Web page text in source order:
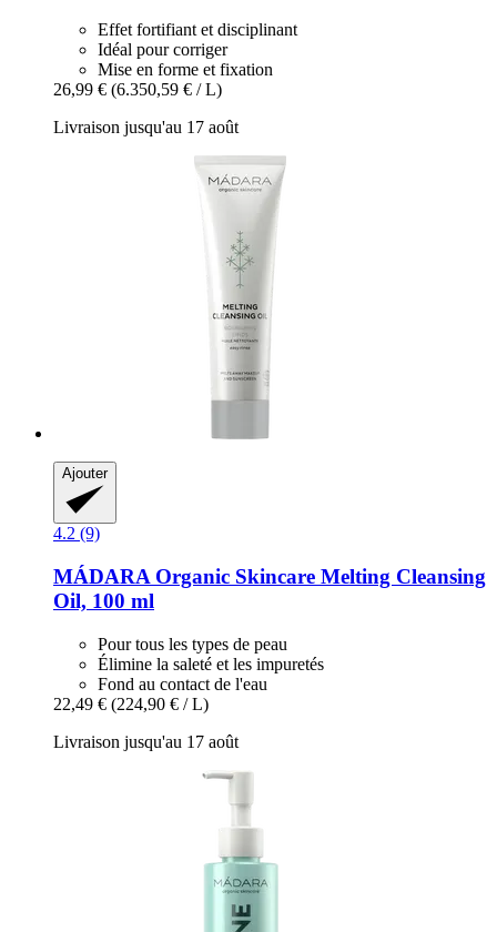
Effet fortifiant et disciplinant
Idéal pour corriger
Mise en forme et fixation
26,99 € (6.350,59 € / L)
Livraison jusqu'au 17 août
Ajouter
4.2 (9)
MÁDARA Organic Skincare Melting Cleansing
Oil, 100 ml
Pour tous les types de peau
Élimine la saleté et les impuretés
Fond au contact de l'eau
22,49 € (224,90 € / L)
Livraison jusqu'au 17 août